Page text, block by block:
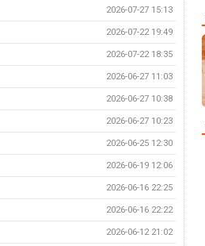
2026-07-27 15:13
2026-07-22 19:49
2026-07-22 18:35
2026-06-27 11:03
2026-06-27 10:38
2026-06-27 10:23
2026-06-25 12:30
2026-06-19 12:06
2026-06-16 22:25
2026-06-16 22:22
2026-06-12 21:02